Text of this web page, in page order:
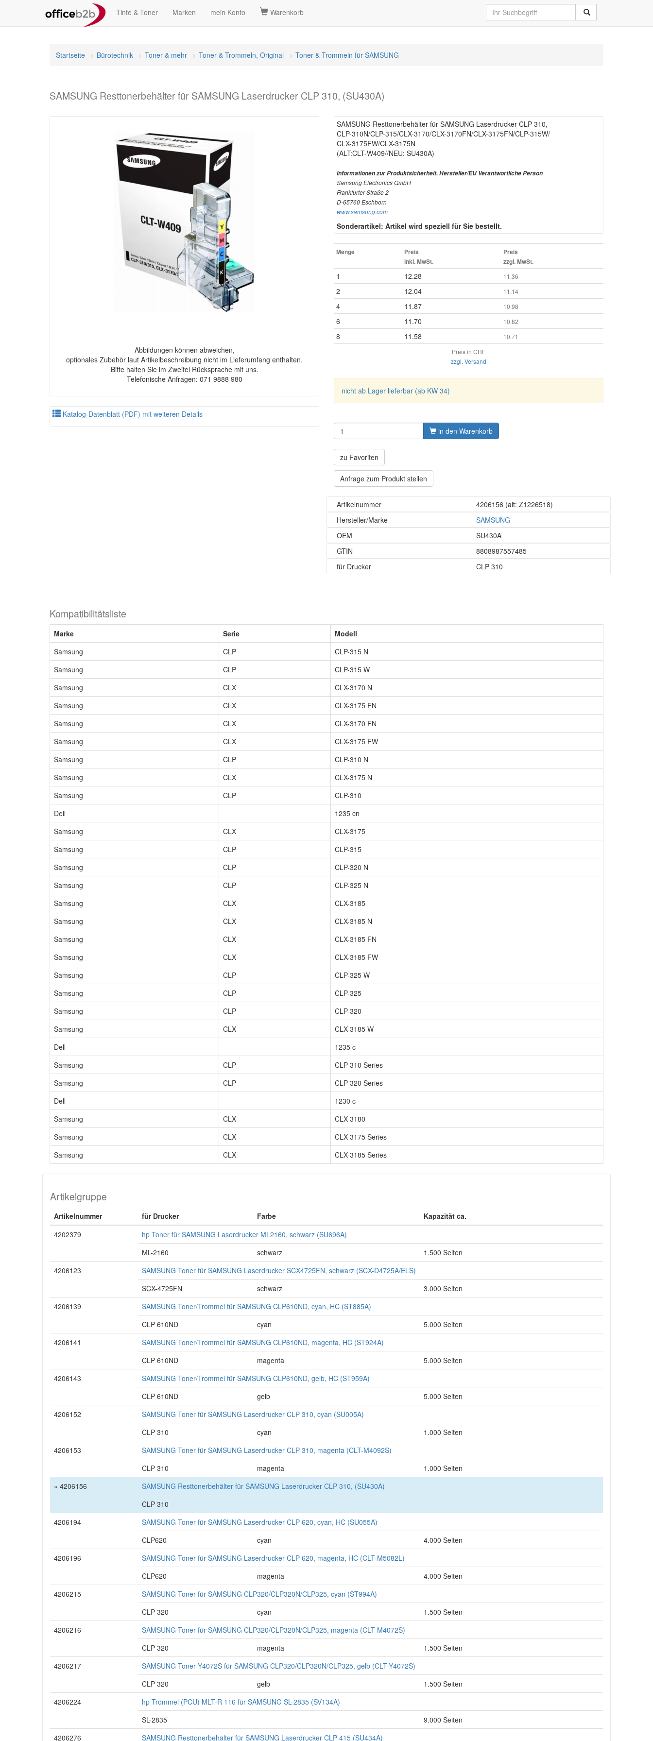
Tinte & Toner Marken mein Konto Warenkorb
Startseite Bürotechnik Toner & mehr Toner & Trommeln, Original Toner & Trommeln für SAMSUNG
SAMSUNG Resttonerbehälter für SAMSUNG Laserdrucker CLP 310, (SU430A)
Abbildungen können abweichen,
optionales Zubehör laut Artikelbeschreibung nicht im Lieferumfang enthalten.
Bitte halten Sie im Zweifel Rücksprache mit uns.
Telefonische Anfragen: 071 9888 980
Katalog-Datenblatt (PDF) mit weiteren Details
SAMSUNG Resttonerbehälter für SAMSUNG Laserdrucker CLP 310,
CLP-310N/CLP-315/CLX-3170/CLX-3170FN/CLX-3175FN/CLP-315W/
CLX-3175FW/CLX-3175N
(ALT:CLT-W409//NEU: SU430A)
Informationen zur Produktsicherheit, Hersteller/EU Verantwortliche Person
Samsung Electronics GmbH
Frankfurter Straße 2
D-65760 Eschborn
www.samsung.com
Sonderartikel: Artikel wird speziell für Sie bestellt.
Menge
Preis
inkl. MwSt.
Preis
zzgl. MwSt.
1 12.28 11.36
2 12.04 11.14
4 11.87 10.98
6 11.70 10.82
8 11.58
10.71
Preis in CHF
zzgl. Versand
nicht ab Lager lieferbar (ab KW 34)
in den Warenkorb
zu Favoriten
Anfrage zum Produkt stellen
Artikelnummer 4206156 (alt: Z1226518)
Hersteller/Marke
SAMSUNG
OEM
SU430A
GTIN
8808987557485
für Drucker
CLP 310
Kompatibilitätsliste
Marke Serie
Modell
Samsung
CLP
CLP-315 N
Samsung
CLP
CLP-315 W
Samsung
CLX
CLX-3170 N
Samsung
CLX
CLX-3175 FN
Samsung
CLX
CLX-3170 FN
Samsung
CLX
CLX-3175 FW
Samsung
CLP
CLP-310 N
Samsung
CLX
CLX-3175 N
Samsung
CLP
CLP-310
Dell
1235 cn
Samsung
CLX
CLX-3175
Samsung
CLP
CLP-315
Samsung
CLP
CLP-320 N
Samsung
CLP
CLP-325 N
Samsung
CLX
CLX-3185
Samsung
CLX
CLX-3185 N
Samsung
CLX
CLX-3185 FN
Samsung
CLX
CLX-3185 FW
Samsung
CLP
CLP-325 W
Samsung
CLP
CLP-325
Samsung
CLP
CLP-320
Samsung
CLX
CLX-3185 W
Dell
1235 c
Samsung
CLP
CLP-310 Series
Samsung
CLP
CLP-320 Series
Dell
1230 c
Samsung
CLX
CLX-3180
Samsung
CLX
CLX-3175 Series
Samsung
CLX CLX-3185 Series
Artikelgruppe
Artikelnummer für Drucker Farbe
Kapazität ca.
4202379
hp Toner für SAMSUNG Laserdrucker ML2160, schwarz (SU696A)
ML-2160
schwarz
1.500 Seiten
4206123
SAMSUNG Toner für SAMSUNG Laserdrucker SCX4725FN, schwarz (SCX-D4725A/ELS)
SCX-4725FN
schwarz
3.000 Seiten
4206139
SAMSUNG Toner/Trommel für SAMSUNG CLP610ND, cyan, HC (ST885A)
CLP 610ND
cyan
5.000 Seiten
4206141
SAMSUNG Toner/Trommel für SAMSUNG CLP610ND, magenta, HC (ST924A)
CLP 610ND
magenta
5.000 Seiten
4206143
SAMSUNG Toner/Trommel für SAMSUNG CLP610ND, gelb, HC (ST959A)
CLP 610ND
gelb
5.000 Seiten
4206152
SAMSUNG Toner für SAMSUNG Laserdrucker CLP 310, cyan (SU005A)
CLP 310
cyan
1.000 Seiten
4206153
SAMSUNG Toner für SAMSUNG Laserdrucker CLP 310, magenta (CLT-M4092S)
CLP 310
magenta
1.000 Seiten
» 4206156
SAMSUNG Resttonerbehälter für SAMSUNG Laserdrucker CLP 310, (SU430A)
CLP 310
4206194
SAMSUNG Toner für SAMSUNG Laserdrucker CLP 620, cyan, HC (SU055A)
CLP620
cyan
4.000 Seiten
4206196
SAMSUNG Toner für SAMSUNG Laserdrucker CLP 620, magenta, HC (CLT-M5082L)
CLP620
magenta
4.000 Seiten
4206215
SAMSUNG Toner für SAMSUNG CLP320/CLP320N/CLP325, cyan (ST994A)
CLP 320
cyan
1.500 Seiten
4206216
SAMSUNG Toner für SAMSUNG CLP320/CLP320N/CLP325, magenta (CLT-M4072S)
CLP 320
magenta
1.500 Seiten
4206217
SAMSUNG Toner Y4072S für SAMSUNG CLP320/CLP320N/CLP325, gelb (CLT-Y4072S)
CLP 320
gelb
1.500 Seiten
4206224
hp Trommel (PCU) MLT-R 116 für SAMSUNG SL-2835 (SV134A)
SL-2835
9.000 Seiten
4206276
SAMSUNG Resttonerbehälter für SAMSUNG Laserdrucker CLP 415 (SU434A)